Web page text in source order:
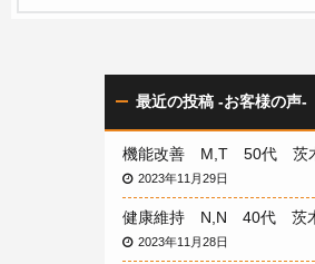
最近の投稿 -お客様の声-
機能改善 M,T 50代 茨
2023年11月29日
健康維持 N,N 40代 茨
2023年11月28日